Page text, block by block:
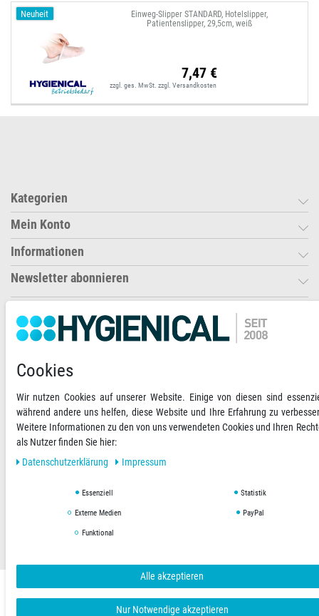
Neuheit
Einweg-Slipper STANDARD, Hotelslipper,
Patientenslipper, 29,5cm, weiß
7,47 €
zzgl. ges. MwSt. zzgl.Versandkosten
Kategorien
Mein Konto
Informationen
Newsletter abonnieren
Ihre Zahlungsmöglichkeiten 2)
Versandoptionen Social Media
Cookies
Wir nutzen Cookies auf unserer Website. Einige von diesen sind
während andere uns helfen, diese Website und Ihre Erfahrung zu
Weitere Informationen zu den von uns verwendeten Cookies und Ihren
als Nutzer finden Sie hier:
Daten­schutz­erklärung
Impressum
Essenziell Statistik
Externe Medien PayPal
Funktional
Alle akzeptieren
Nur Notwendige akzeptieren